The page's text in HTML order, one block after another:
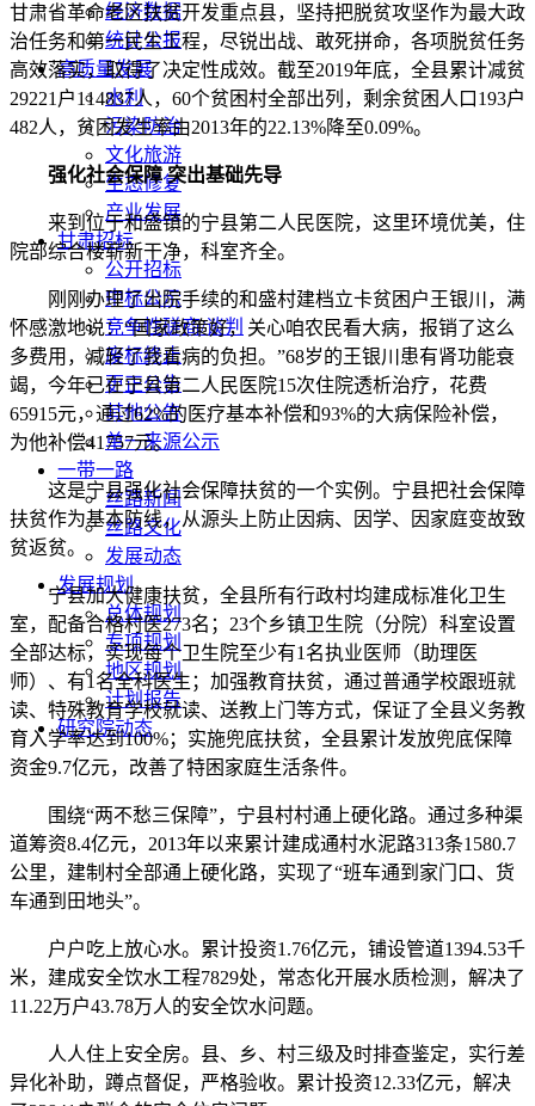
经济数据
统计公报
高质量发展
水利
污染防治
文化旅游
生态修复
产业发展
甘肃招标
公开招标
中标公示
竞争性磋商/谈判
废标终止
更正公告
其他公告
单一来源公示
一带一路
丝路新闻
丝路文化
发展动态
发展规划
总体规划
专项规划
地区规划
计划报告
研究院动态
甘肃省革命老区扶贫开发重点县，坚持把脱贫攻坚作为最大政
治任务和第一民生工程，尽锐出战、敢死拼命，各项脱贫任务
高效落实，取得了决定性成效。截至2019年底，全县累计减贫
29221户114837人，60个贫困村全部出列，剩余贫困人口193户
482人，贫困发生率由2013年的22.13%降至0.09%。
强化社会保障 突出基础先导
来到位于和盛镇的宁县第二人民医院，这里环境优美，住
院部综合楼崭新干净，科室齐全。
刚刚办理了出院手续的和盛村建档立卡贫困户王银川，满
怀感激地说：“国家政策好，关心咱农民看大病，报销了这么
多费用，减轻了我看病的负担。”68岁的王银川患有肾功能衰
竭，今年已在宁县第二人民医院15次住院透析治疗，花费
65915元，通过62%的医疗基本补偿和93%的大病保险补偿，
为他补偿41757元。
这是宁县强化社会保障扶贫的一个实例。宁县把社会保障
扶贫作为基本防线，从源头上防止因病、因学、因家庭变故致
贫返贫。
宁县加大健康扶贫，全县所有行政村均建成标准化卫生
室，配备合格村医273名；23个乡镇卫生院（分院）科室设置
全部达标，实现每个卫生院至少有1名执业医师（助理医
师）、有1名全科医生；加强教育扶贫，通过普通学校跟班就
读、特殊教育学校就读、送教上门等方式，保证了全县义务教
育入学率达到100%；实施兜底扶贫，全县累计发放兜底保障
资金9.7亿元，改善了特困家庭生活条件。
围绕“两不愁三保障”，宁县村村通上硬化路。通过多种渠
道筹资8.4亿元，2013年以来累计建成通村水泥路313条1580.7
公里，建制村全部通上硬化路，实现了“班车通到家门口、货
车通到田地头”。
户户吃上放心水。累计投资1.76亿元，铺设管道1394.53千
米，建成安全饮水工程7829处，常态化开展水质检测，解决了
11.22万户43.78万人的安全饮水问题。
人人住上安全房。县、乡、村三级及时排查鉴定，实行差
异化补助，蹲点督促，严格验收。累计投资12.33亿元，解决